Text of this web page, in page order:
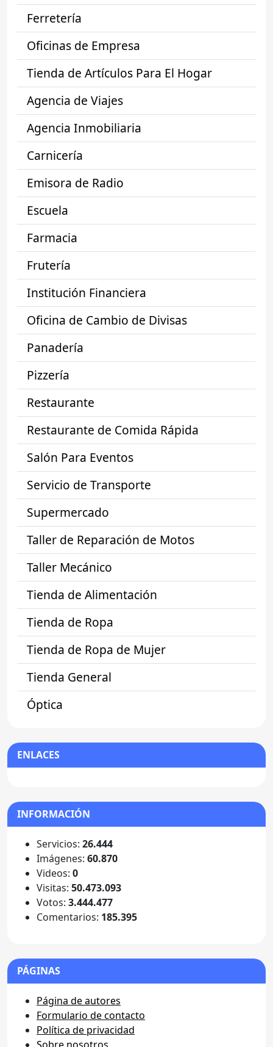
Ferretería
Oficinas de Empresa
Tienda de Artículos Para El Hogar
Agencia de Viajes
Agencia Inmobiliaria
Carnicería
Emisora de Radio
Escuela
Farmacia
Frutería
Institución Financiera
Oficina de Cambio de Divisas
Panadería
Pizzería
Restaurante
Restaurante de Comida Rápida
Salón Para Eventos
Servicio de Transporte
Supermercado
Taller de Reparación de Motos
Taller Mecánico
Tienda de Alimentación
Tienda de Ropa
Tienda de Ropa de Mujer
Tienda General
Óptica
ENLACES
INFORMACIÓN
Servicios: 26.444
Imágenes: 60.870
Videos: 0
Visitas: 50.473.093
Votos: 3.444.477
Comentarios: 185.395
PÁGINAS
Página de autores
Formulario de contacto
Política de privacidad